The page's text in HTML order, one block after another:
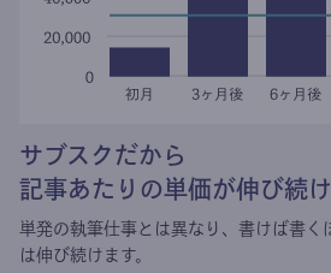
サブスクだから
記事あたりの単価が伸び続
単発の執筆仕事とは異なり、 書けば書く
は伸び続けます。